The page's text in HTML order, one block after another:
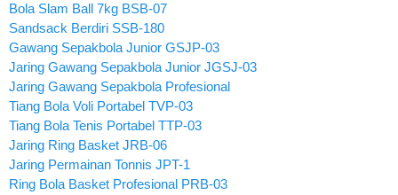
Bola Slam Ball 7kg BSB-07
Sandsack Berdiri SSB-180
Gawang Sepakbola Junior GSJP-03
Jaring Gawang Sepakbola Junior JGSJ-03
Jaring Gawang Sepakbola Profesional
Tiang Bola Voli Portabel TVP-03
Tiang Bola Tenis Portabel TTP-03
Jaring Ring Basket JRB-06
Jaring Permainan Tonnis JPT-1
Ring Bola Basket Profesional PRB-03